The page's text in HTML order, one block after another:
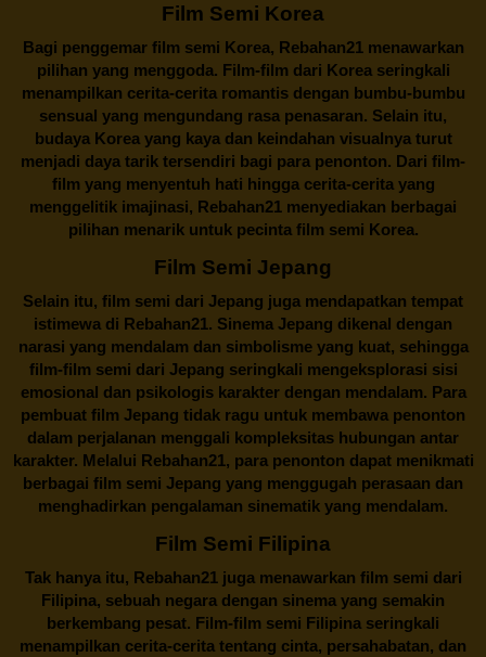
Film Semi Korea
Bagi penggemar film semi Korea, Rebahan21menawarkan
pilihan yang menggoda. Film-film dari Korea seringkali
menampilkan cerita-cerita romantis dengan bumbu-bumbu
sensual yang mengundang rasa penasaran. Selain itu,
budaya Korea yang kaya dan keindahan visualnya turut
menjadi daya tarik tersendiri bagi para penonton. Dari film-
film yang menyentuh hati hingga cerita-cerita yang
menggelitik imajinasi, Rebahan21 menyediakan berbagai
pilihan menarik untuk pecinta film semi Korea.
Film Semi Jepang
Selain itu, film semi dari Jepang juga mendapatkan tempat
istimewa di Rebahan21. Sinema Jepang dikenal dengan
narasi yang mendalam dan simbolisme yang kuat, sehingga
film-film semi dari Jepang seringkali mengeksplorasi sisi
emosional dan psikologis karakter dengan mendalam. Para
pembuat film Jepang tidak ragu untuk membawa penonton
dalam perjalanan menggali kompleksitas hubungan antar
karakter. Melalui Rebahan21, para penonton dapat menikmati
berbagai film semi Jepang yang menggugah perasaan dan
menghadirkan pengalaman sinematik yang mendalam.
Film Semi Filipina
Tak hanya itu, Rebahan21juga menawarkan film semi dari
Filipina, sebuah negara dengan sinema yang semakin
berkembang pesat. Film-film semi Filipina seringkali
menampilkan cerita-cerita tentang cinta, persahabatan, dan